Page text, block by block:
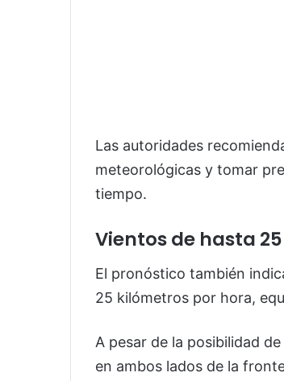
Las autoridades
meteorológicas y tomar
tiempo.
Vientos de hasta
El pronóstico también
25 kilómetros por hora,
A pesar de la posibilidad
en ambos lados de la